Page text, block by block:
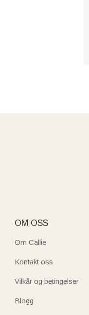
OM OSS
Om Callie
Kontakt oss
Vilkår og betingelser
Blogg